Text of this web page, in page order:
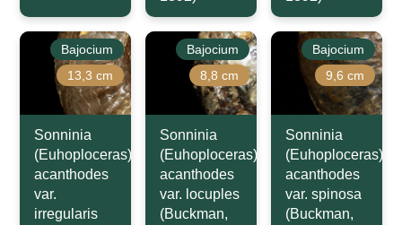
Bajocium
13,3 cm
Sonninia
(Euhoploceras)
acanthodes
var.
irregularis
Bajocium
8,8 cm
Sonninia
(Euhoploceras)
acanthodes
var. locuples
(Buckman,
Bajocium
9,6 cm
Sonninia
(Euhoploceras)
acanthodes
var. spinosa
(Buckman,